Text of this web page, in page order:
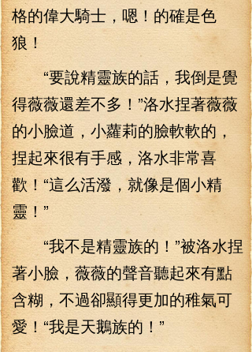
格的偉大騎士，嗯！的確是色
狼！
“要說精靈族的話，我倒是覺
得薇薇還差不多！”洛水捏著薇薇
的小臉道，小蘿莉的臉軟軟的，
捏起來很有手感，洛水非常喜
歡！“這么活潑，就像是個小精
靈！”
“我不是精靈族的！”被洛水捏
著小臉，薇薇的聲音聽起來有點
含糊，不過卻顯得更加的稚氣可
愛！“我是天鵝族的！”